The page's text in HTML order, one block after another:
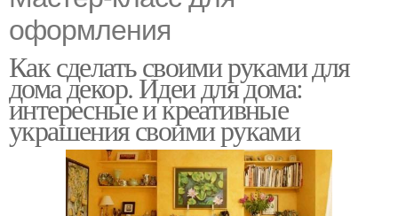
оформления
Как сделать своими руками для
дома декор. Идеи для дома:
интересные и креативные
украшения своими руками